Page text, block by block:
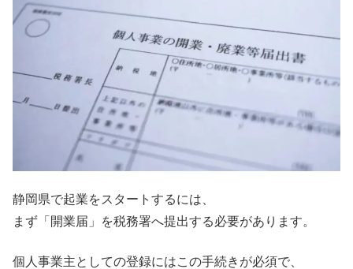
静岡県で起業をスタートするには、
まず「開業届」を税務署へ提出する必要があります。
個人事業主としての登録にはこの手続きが必須で、